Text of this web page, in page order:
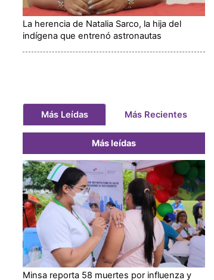
La herencia de Natalia Sarco, la hija del
indígena que entrenó astronautas
Más Leídas Más Recientes
Más leídas
Minsa reporta 58 muertes por influenza y